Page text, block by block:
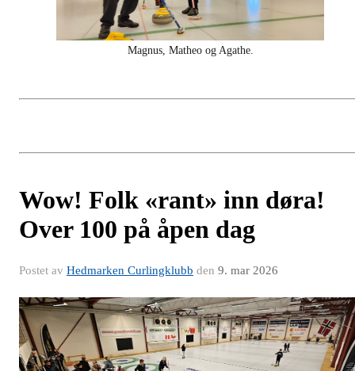
Magnus, Matheo og Agathe.
Wow! Folk «rant» inn døra!
Over 100 på åpen dag
Postet av Hedmarken Curlingklubb den 9. mar 2026